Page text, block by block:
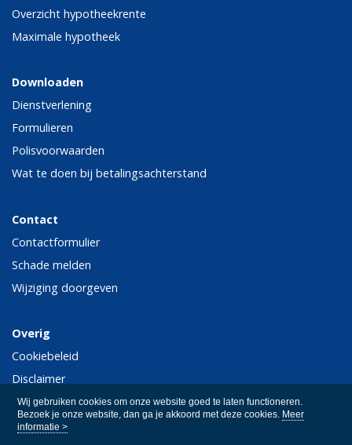
Wij gebruiken cookies om onze website goed te laten functioneren.
Bezoek je onze website, dan ga je akkoord met deze cookies. Meer
informatie >
Overzicht hypotheekrente
Maximale hypotheek
Downloaden
Dienstverlening
Formulieren
Polisvoorwaarden
Wat te doen bij betalingsachterstand
Contact
Contactformulier
Schade melden
Wijziging doorgeven
Overig
Cookiebeleid
Disclaimer
Privacy